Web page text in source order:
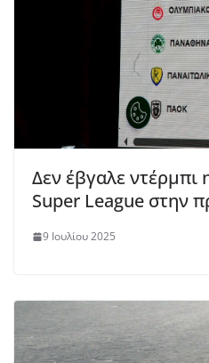
Δεν έβγαλε ντέρμπι
Super League στην
9 Ιουλίου 2025